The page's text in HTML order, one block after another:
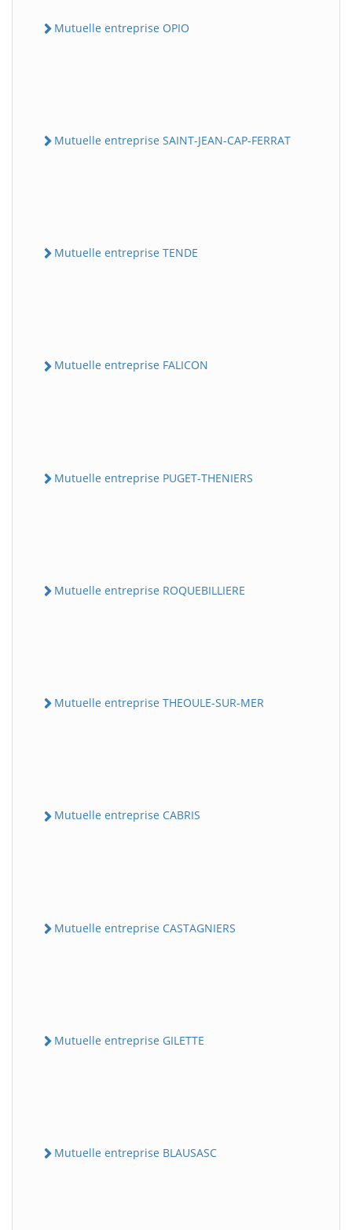
Mutuelle entreprise OPIO
Mutuelle entreprise SAINT-JEAN-CAP-FERRAT
Mutuelle entreprise TENDE
Mutuelle entreprise FALICON
Mutuelle entreprise PUGET-THENIERS
Mutuelle entreprise ROQUEBILLIERE
Mutuelle entreprise THEOULE-SUR-MER
Mutuelle entreprise CABRIS
Mutuelle entreprise CASTAGNIERS
Mutuelle entreprise GILETTE
Mutuelle entreprise BLAUSASC